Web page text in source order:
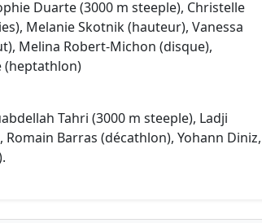
Duarte (3000 m steeple), Christelle
Melanie Skotnik (hauteur), Vanessa
Melina Robert-Michon (disque),
(heptathlon)
Tahri (3000 m steeple), Ladji
Barras (décathlon), Yohann Diniz,